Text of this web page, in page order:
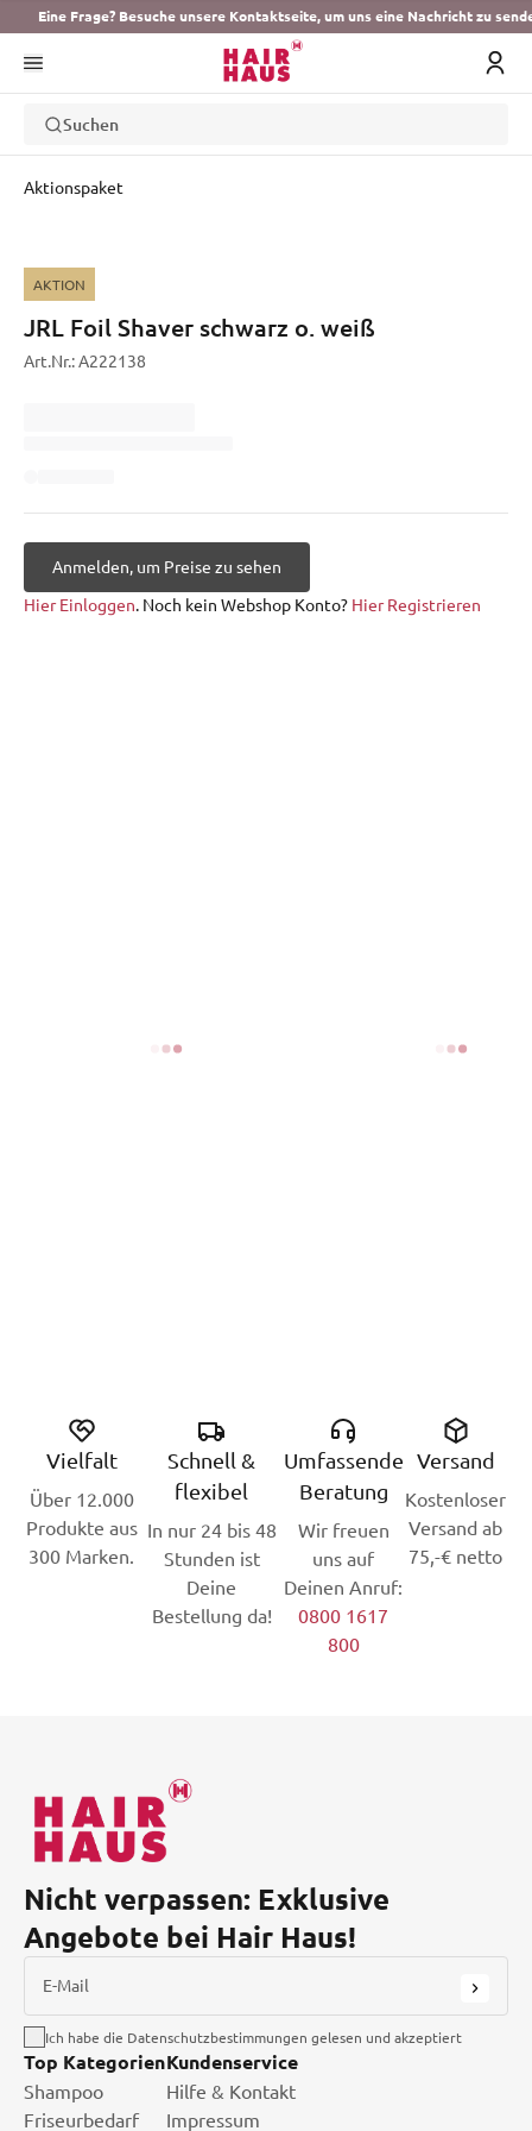
Eine Frage? Besuche unsere Kontaktseite, um uns eine Nachricht zu
Suchen
Aktionspaket
AKTION
JRL Foil Shaver schwarz o. weiß
Art.Nr.:A222138
Anmelden, um Preise zu sehen
Hier Einloggen. Noch kein Webshop Konto? Hier Registrieren
Vielfalt
Über 12.000
Produkte aus
300 Marken.
Schnell &
flexibel
In nur 24 bis 48
Stunden ist
Deine
Bestellung da!
Umfassende
Beratung
Wir freuen
uns auf
Deinen Anruf:
0800 1617
800
Versand
Kostenloser
Versand ab
75,-€ netto
Nicht verpassen: Exklusive
Angebote bei Hair Haus!
E-Mail
Ich habe die Datenschutzbestimmungen gelesen und akzeptiert
Top Kategorien
Shampoo
Friseurbedarf
Kundenservice
Hilfe & Kontakt
Impressum